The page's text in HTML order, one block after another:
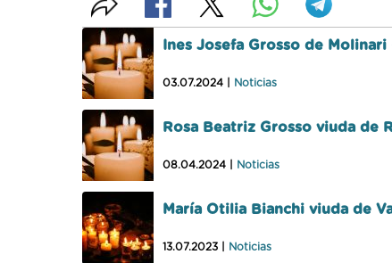
Ines Josefa Grosso de Molinari
03.07.2024 | Noticias
Rosa Beatriz Grosso viuda de
08.04.2024 | Noticias
María Otilia Bianchi viuda de
13.07.2023 | Noticias